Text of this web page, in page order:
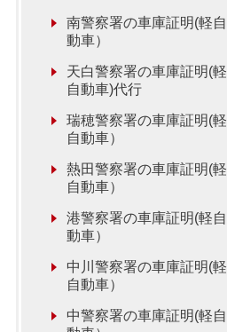
南警察署の車庫証明(軽自
動車）
天白警察署の車庫証明(軽
自動車)代行
瑞穂警察署の車庫証明(軽
自動車）
熱田警察署の車庫証明(軽
自動車）
港警察署の車庫証明(軽自
動車）
中川警察署の車庫証明(軽
自動車）
中警察署の車庫証明(軽自